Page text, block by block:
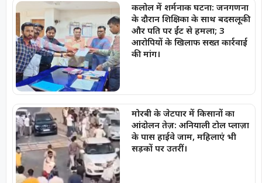
कलोल में शर्मनाक घटना: जनगणना
के दौरान शिक्षिका के साथ बदसलूकी
और पति पर ईंट से हमला; 3
आरोपियों के खिलाफ सख्त कार्रवाई
की मांग।
मोरबी के जेटपार में किसानों का
आंदोलन तेज़: अनियाली टोल प्लाज़ा
के पास हाईवे जाम, महिलाएं भी
सड़कों पर उतरीं।